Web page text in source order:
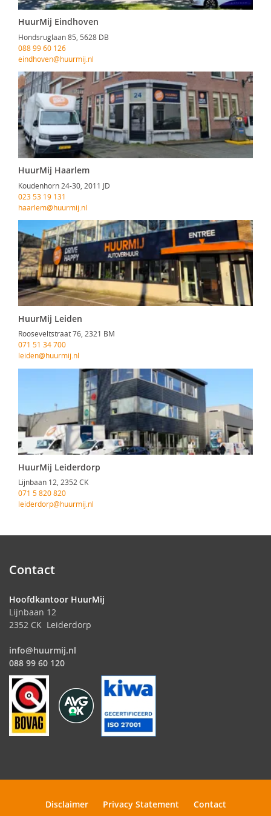
HuurMij Eindhoven
Hondsruglaan 85, 5628 DB
088 99 60 126
eindhoven@huurmij.nl
HuurMij Haarlem
Koudenhorn 24-30, 2011 JD
023 53 19 131
haarlem@huurmij.nl
HuurMij Leiden
Rooseveltstraat 76, 2321 BM
071 51 34 700
leiden@huurmij.nl
HuurMij Leiderdorp
Lijnbaan 12, 2352 CK
071 5 820 820
leiderdorp@huurmij.nl
Contact
Hoofdkantoor HuurMij
Lijnbaan 12
2352 CK Leiderdorp
info@huurmij.nl
088 99 60 120
Disclaimer Privacy Statement Contact